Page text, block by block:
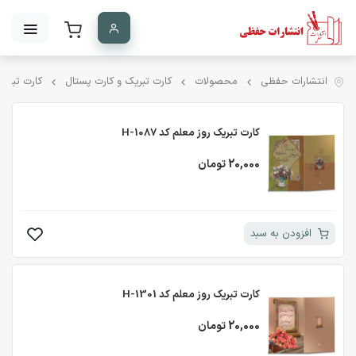
انتشارات حفظی محصولات کارت تبریک و کارت پستال کارت
کارت تبریک روز معلم کد H-1087
20,000 تومان
افزودن به سبد
کارت تبریک روز معلم کد H-1301
20,000 تومان